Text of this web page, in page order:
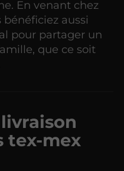
En venant chez
bénéficiez aussi
pour partager un
que ce soit
tex-mex